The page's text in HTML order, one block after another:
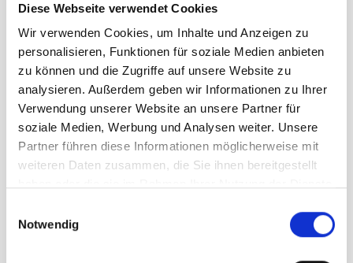
Diese Webseite verwendet Cookies
Wir verwenden Cookies, um Inhalte und Anzeigen zu
personalisieren, Funktionen für soziale Medien anbieten
zu können und die Zugriffe auf unsere Website zu
analysieren. Außerdem geben wir Informationen zu Ihrer
Verwendung unserer Website an unsere Partner für
soziale Medien, Werbung und Analysen weiter. Unsere
Partner führen diese Informationen möglicherweise mit
weiteren Daten zusammen, die Sie ihnen bereitgestellt
Notwendig
S M L
unser Preis ab:119,95 €
Menge
Beschreibung /
Fusion Recharge Pant